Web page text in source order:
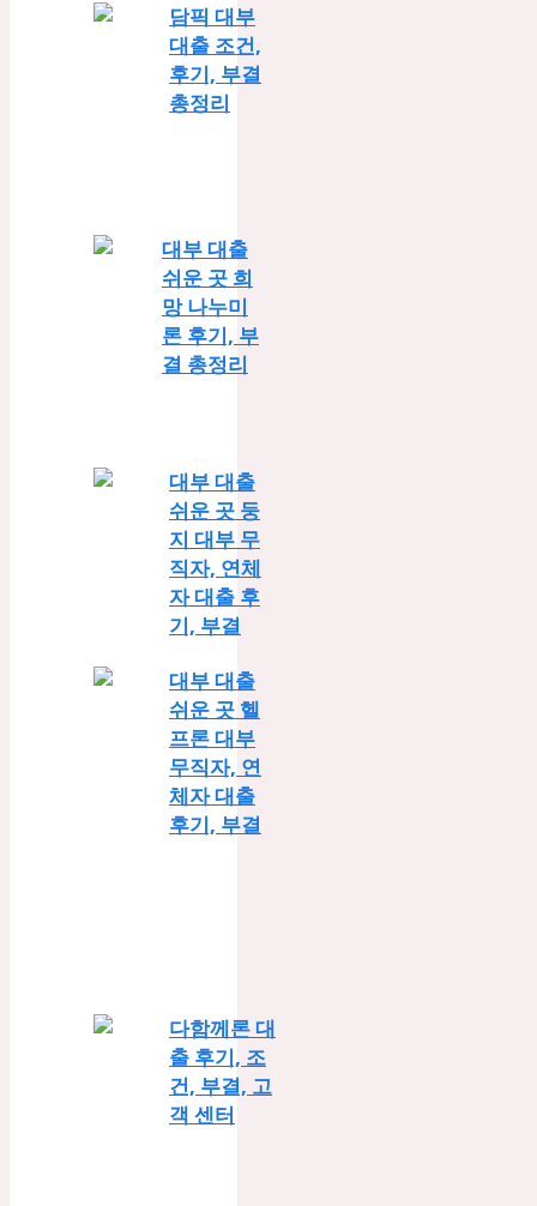
담픽 대부
대출 조건,
후기, 부결
총정리
대부 대출
쉬운 곳 희
망 나누미
론 후기, 부
결 총정리
대부 대출
쉬운 곳 둥
지 대부 무
직자, 연체
자 대출 후
기, 부결
대부 대출
쉬운 곳 헬
프론 대부
무직자, 연
체자 대출
후기, 부결
다함께론 대
출 후기, 조
건, 부결, 고
객 센터